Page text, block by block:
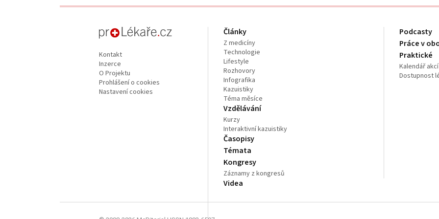
Kontakt
Inzerce
O Projektu
Prohlášení o cookies
Nastavení cookies
Články
Z medicíny
Technologie
Lifestyle
Rozhovory
Infografika
Kazuistiky
Téma měsíce
Vzdělávání
Kurzy
Interaktivní kazuistiky
Časopisy
Témata
Kongresy
Záznamy z kongresů
Videa
Podcasty
Práce v
Praktické
Kalendář akcí
Dostupnost